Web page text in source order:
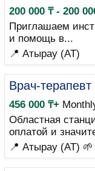
200 000 ₸ - 200
Приглашаем
и помощь в...
📍 Атырау (AT)
Врач-
456 000 ₸+
Областная
оплатой и
📍 Атырау (AT)